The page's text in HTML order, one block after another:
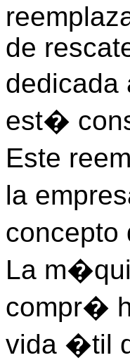
de
est�
Este
la
concepto
La
compr�
vida �til